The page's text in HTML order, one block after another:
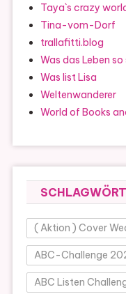
Taya`s crazy
Tina-vom-Dorf
trallafitti.blog
Was das Leben
Was list Lisa
Weltenwanderer
World of Books
( Aktion ) Cover
ABC-Challenge
ABC Listen